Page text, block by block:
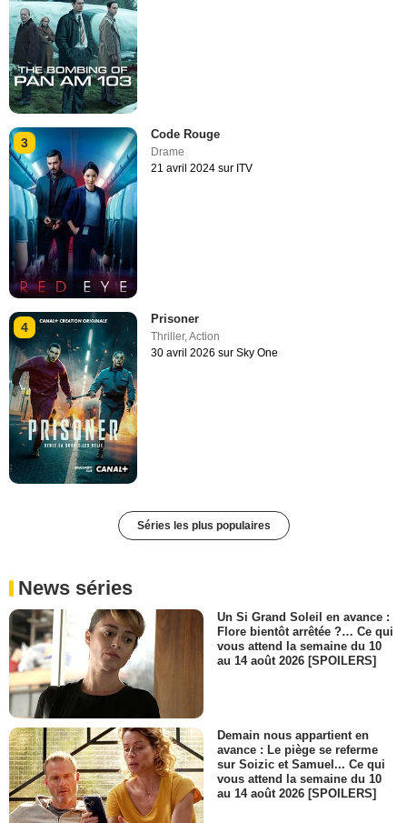
3
Code Rouge
Drame
21 avril 2024 sur ITV
4
Prisoner
Thriller,Action
30 avril 2026 sur Sky One
Séries les plus populaires
News séries
Un Si Grand Soleil en avance :
Flore bientôt arrêtée ?… Ce qui
vous attend la semaine du 10
au 14 août 2026 [SPOILERS]
Demain nous appartient en
avance : Le piège se referme
sur Soizic et Samuel... Ce qui
vous attend la semaine du 10
au 14 août 2026 [SPOILERS]